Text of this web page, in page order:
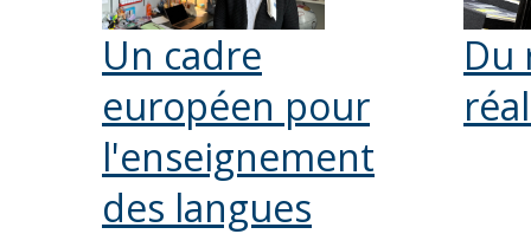
Un cadre
européen pour
l'enseignement
des langues
Du